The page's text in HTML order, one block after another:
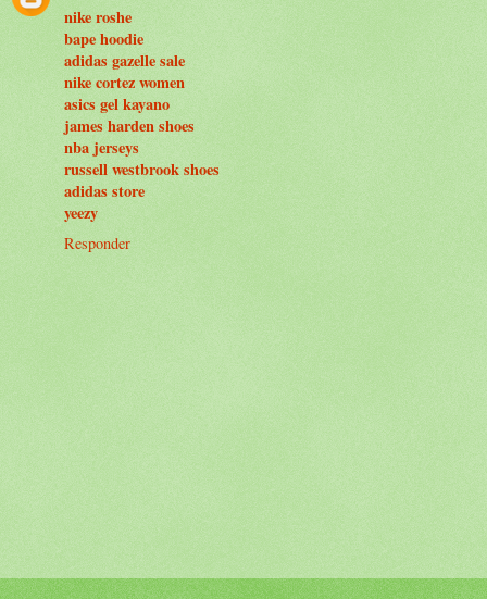
nike roshe
bape hoodie
adidas gazelle sale
nike cortez women
asics gel kayano
james harden shoes
nba jerseys
russell westbrook shoes
adidas store
yeezy
Responder